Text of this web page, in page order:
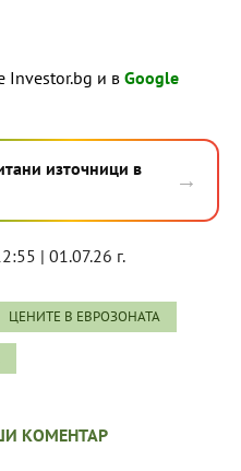
Investor.bg и в Google
източници в
→
| 01.07.26 г.
ЦЕНИТЕ В ЕВРОЗОНАТА
КОМЕНТАР